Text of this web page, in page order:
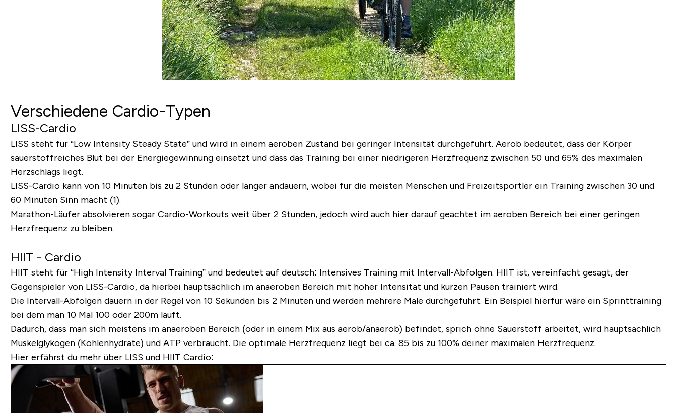
Verschiedene Cardio-Typen
LISS-Cardio
LISS steht für “Low Intensity Steady State” und wird in einem aeroben Zustand bei geringer Intensität durchgeführt. Aerob bedeutet, dass der Körper
sauerstoffreiches Blut bei der Energiegewinnung einsetzt und dass das Training bei einer niedrigeren Herzfrequenz zwischen 50 und 65% des maximalen
Herzschlags liegt.
LISS-Cardio kann von 10 Minuten bis zu 2 Stunden oder länger andauern, wobei für die meisten Menschen und Freizeitsportler ein Training zwischen 30 und
60 Minuten Sinn macht (1).
Marathon-Läufer absolvieren sogar Cardio-Workouts weit über 2 Stunden, jedoch wird auch hier darauf geachtet im aeroben Bereich bei einer geringen
Herzfrequenz zu bleiben.
HIIT - Cardio
HIIT steht für “High Intensity Interval Training” und bedeutet auf deutsch: Intensives Training mit Intervall-Abfolgen. HIIT ist, vereinfacht gesagt, der
Gegenspieler von LISS-Cardio, da hierbei hauptsächlich im anaeroben Bereich mit hoher Intensität und kurzen Pausen trainiert wird.
Die Intervall-Abfolgen dauern in der Regel von 10 Sekunden bis 2 Minuten und werden mehrere Male durchgeführt. Ein Beispiel hierfür wäre ein Sprinttraining
bei dem man 10 Mal 100 oder 200m läuft.
Dadurch, dass man sich meistens im anaeroben Bereich (oder in einem Mix aus aerob/anaerob) befindet, sprich ohne Sauerstoff arbeitet, wird hauptsächlich
Muskelglykogen (Kohlenhydrate) und ATP verbraucht. Die optimale Herzfrequenz liegt bei ca. 85 bis zu 100% deiner maximalen Herzfrequenz.
Hier erfährst du mehr über LISS und HIIT Cardio: